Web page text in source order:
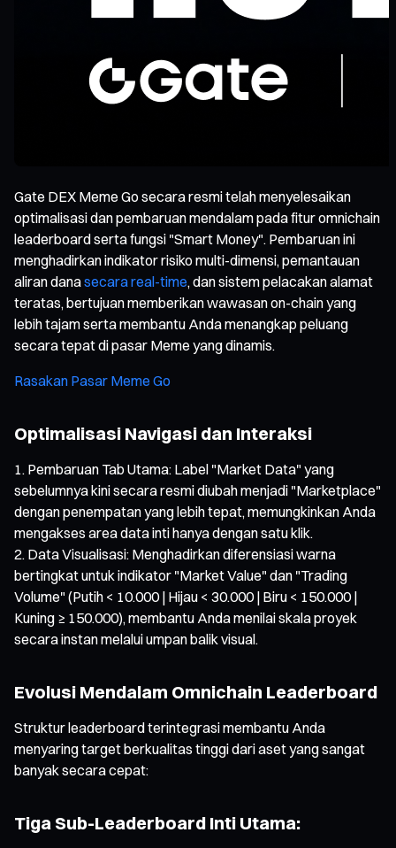
Gate DEX Meme Go secara resmi telah menyelesaikan
optimalisasi dan pembaruan mendalam pada fitur omnichain
leaderboard serta fungsi "Smart Money". Pembaruan ini
menghadirkan indikator risiko multi-dimensi, pemantauan
aliran danasecara real-time, dan sistem pelacakan alamat
teratas, bertujuan memberikan wawasan on-chain yang
lebih tajam serta membantu Anda menangkap peluang
secara tepat di pasar Meme yang dinamis.
Rasakan Pasar Meme Go
Optimalisasi Navigasi dan Interaksi
Pembaruan Tab Utama: Label "Market Data" yang
sebelumnya kini secara resmi diubah menjadi "Marketplace"
dengan penempatan yang lebih tepat, memungkinkan Anda
mengakses area data inti hanya dengan satu klik.
Data Visualisasi: Menghadirkan diferensiasi warna
bertingkat untuk indikator "Market Value" dan "Trading
Volume" (Putih < 10.000 | Hijau < 30.000 | Biru < 150.000 |
Kuning ≥ 150.000), membantu Anda menilai skala proyek
secara instan melalui umpan balik visual.
Evolusi Mendalam Omnichain Leaderboard
Struktur leaderboard terintegrasi membantu Anda
menyaring target berkualitas tinggi dari aset yang sangat
banyak secara cepat:
Tiga Sub-Leaderboard Inti Utama: